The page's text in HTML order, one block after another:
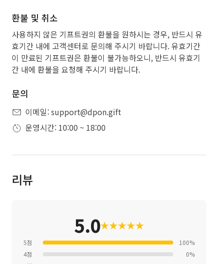
환불 및 취소
사용하지 않은 기프트권의 환불을 원하시는 경우, 반드시 유
효기간 내에 고객센터로 문의해 주시기 바랍니다. 유효기간
이 만료된 기프트권은 환불이 불가능하오니, 반드시 유효기
간 내에 환불을 요청해 주시기 바랍니다.
문의
이메일: support@dpon.gift
운영시간: 10:00 ~ 18:00
리뷰
5.0★★★★★
5점
100%
4점
0%